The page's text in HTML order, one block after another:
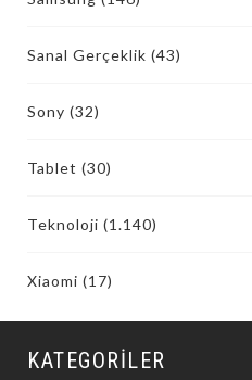
Sanal Gerçeklik (43)
Sony (32)
Tablet (30)
Teknoloji (1.140)
Xiaomi (17)
KATEGORILER